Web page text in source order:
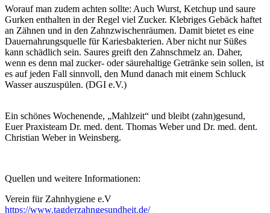
Worauf man zudem achten sollte: Auch Wurst, Ketchup und saure
Gurken enthalten in der Regel viel Zucker. Klebriges Gebäck haftet
an Zähnen und in den Zahnzwischenräumen. Damit bietet es eine
Dauernahrungsquelle für Kariesbakterien. Aber nicht nur Süßes
kann schädlich sein. Saures greift den Zahnschmelz an. Daher,
wenn es denn mal zucker- oder säurehaltige Getränke sein sollen, ist
es auf jeden Fall sinnvoll, den Mund danach mit einem Schluck
Wasser auszuspülen. (DGI e.V.)
Ein schönes Wochenende, „Mahlzeit“ und bleibt (zahn)gesund,
Euer Praxisteam Dr. med. dent. Thomas Weber und Dr. med. dent.
Christian Weber in Weinsberg.
Quellen und weitere Informationen:
Verein für Zahnhygiene e.V
https://www.tagderzahngesundheit.de/